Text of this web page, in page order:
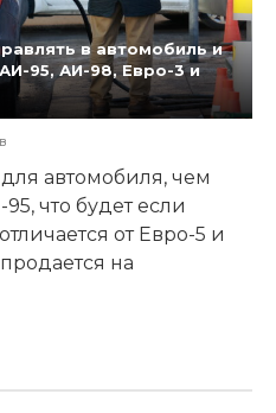
в автомобиль и
95, АИ-98, Евро-3 и
автомобиля, чем
что будет если
от Евро-5 и
на